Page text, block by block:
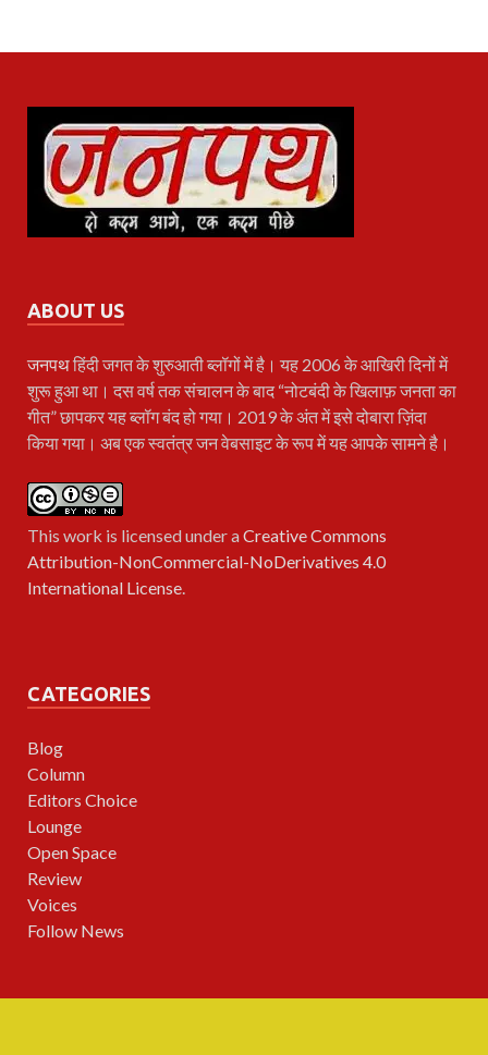
ABOUT US
जनपथहिंदी जगत के शुरुआती ब्लॉगों में है। यह 2006 के आखिरी दिनों में
शुरू हुआ था। दस वर्ष तक संचालन के बाद “नोटबंदी के खिलाफ़ जनता का
गीत” छापकर यह ब्लॉग बंद हो गया। 2019 के अंत में इसे दोबारा ज़िंदा
किया गया। अब एक स्वतंत्र जन वेबसाइट के रूप में यह आपके सामने है।
This work is licensed under aCreative Commons
Attribution-NonCommercial-NoDerivatives 4.0
International License.
CATEGORIES
Blog
Column
Editors Choice
Lounge
Open Space
Review
Voices
Follow News